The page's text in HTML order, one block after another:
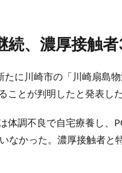
続、濃厚接触
たに川崎市の「川崎扇島
ことが判明したと発表した
体調不良で自宅療養し、
なかった。濃厚接触者と